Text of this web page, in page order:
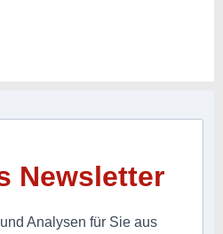
Newsletter
Analysen für Sie aus